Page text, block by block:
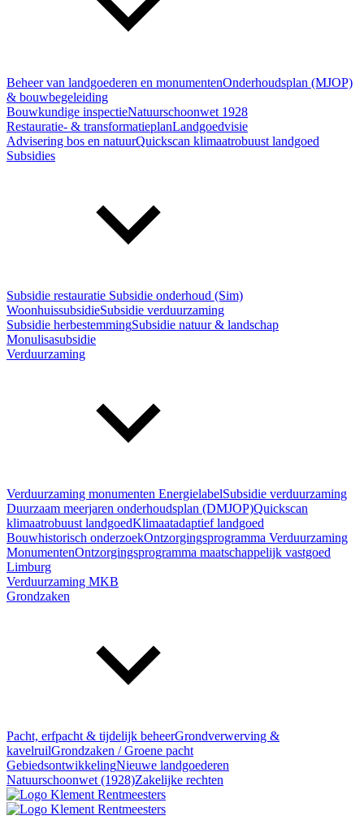
Beheer van landgoederen en monumentenOnderhoudsplan (MJOP)
& bouwbegeleiding
Bouwkundige inspectieNatuurschoonwet 1928
Restauratie- & transformatieplanLandgoedvisie
Advisering bos en natuurQuickscan klimaatrobuust landgoed
Subsidies
Subsidie restauratie Subsidie onderhoud (Sim)
WoonhuissubsidieSubsidie verduurzaming
Subsidie herbestemmingSubsidie natuur & landschap
Monulisasubsidie
Verduurzaming
Verduurzaming monumenten EnergielabelSubsidie verduurzaming
Duurzaam meerjaren onderhoudsplan (DMJOP)Quickscan
klimaatrobuust landgoedKlimaatadaptief landgoed
Bouwhistorisch onderzoekOntzorgingsprogramma Verduurzaming
MonumentenOntzorgingsprogramma maatschappelijk vastgoed
Limburg
Verduurzaming MKB
Grondzaken
Pacht, erfpacht & tijdelijk beheerGrondverwerving &
kavelruilGrondzaken / Groene pacht
GebiedsontwikkelingNieuwe landgoederen
Natuurschoonwet (1928)Zakelijke rechten